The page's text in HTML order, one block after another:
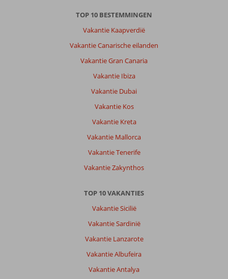
TOP 10 BESTEMMINGEN
Vakantie Kaapverdië
Vakantie Canarische eilanden
Vakantie Gran Canaria
Vakantie Ibiza
Vakantie Dubai
Vakantie Kos
Vakantie Kreta
Vakantie Mallorca
Vakantie Tenerife
Vakantie Zakynthos
TOP 10 VAKANTIES
Vakantie Sicilië
Vakantie Sardinië
Vakantie Lanzarote
Vakantie Albufeira
Vakantie Antalya